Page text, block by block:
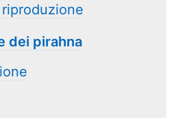
dei pirahna